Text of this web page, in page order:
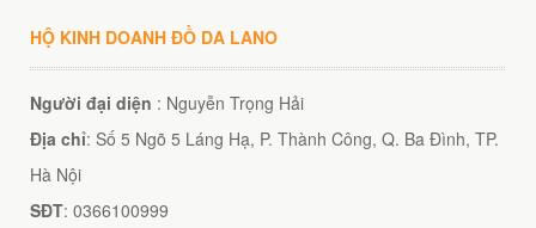
GIỎ
Túi đeo chéo nam công sở da bò sáp đựng tài liệu A4 KT57
HỘ KINH DOANH ĐỒ DA LANO
Người đại diện : Nguyễn Trọng Hải
Địa chỉ: Số 5 Ngõ 5 Láng Hạ, P. Thành Công, Q. Ba Đình, TP.
Hà Nội
SĐT: 0366100999